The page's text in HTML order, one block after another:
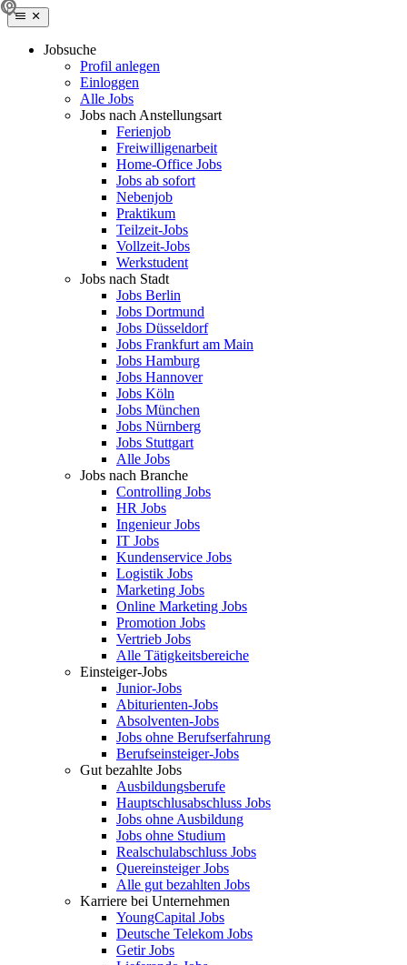
Jobsuche
Profil anlegen
Einloggen
Alle Jobs
Jobs nach Anstellungsart
Ferienjob
Freiwilligenarbeit
Home-Office Jobs
Jobs ab sofort
Nebenjob
Praktikum
Teilzeit-Jobs
Vollzeit-Jobs
Werkstudent
Jobs nach Stadt
Jobs Berlin
Jobs Dortmund
Jobs Düsseldorf
Jobs Frankfurt am Main
Jobs Hamburg
Jobs Hannover
Jobs Köln
Jobs München
Jobs Nürnberg
Jobs Stuttgart
Alle Jobs
Jobs nach Branche
Controlling Jobs
HR Jobs
Ingenieur Jobs
IT Jobs
Kundenservice Jobs
Logistik Jobs
Marketing Jobs
Online Marketing Jobs
Promotion Jobs
Vertrieb Jobs
Alle Tätigkeitsbereiche
Einsteiger-Jobs
Junior-Jobs
Abiturienten-Jobs
Absolventen-Jobs
Jobs ohne Berufserfahrung
Berufseinsteiger-Jobs
Gut bezahlte Jobs
Ausbildungsberufe
Hauptschlusabschluss Jobs
Jobs ohne Ausbildung
Jobs ohne Studium
Realschulabschluss Jobs
Quereinsteiger Jobs
Alle gut bezahlten Jobs
Karriere bei Unternehmen
YoungCapital Jobs
Deutsche Telekom Jobs
Getir Jobs